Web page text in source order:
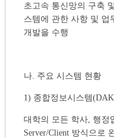
초고속 통신망의 구축
스템에 관한 사항 및 업
개발을 수행
나. 주요 시스템 현황
1) 종합정보시스템
대학의 모든 학사, 행정
Server/Client 방식으로